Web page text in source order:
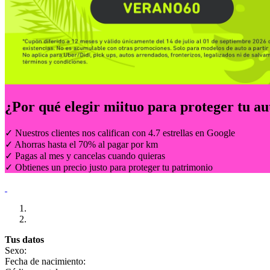
¿Por qué elegir miituo para proteger tu
✓ Nuestros clientes nos califican con 4.7 estrellas en Google
✓ Ahorras hasta el 70% al pagar por km
✓ Pagas al mes y cancelas cuando quieras
✓ Obtienes un precio justo para proteger tu patrimonio
Tus datos
Sexo:
Fecha de nacimiento: